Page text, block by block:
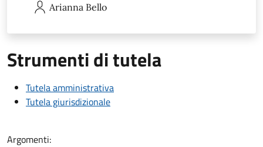
Arianna Bello
Strumenti di tutela
Tutela amministrativa
Tutela giurisdizionale
Argomenti: